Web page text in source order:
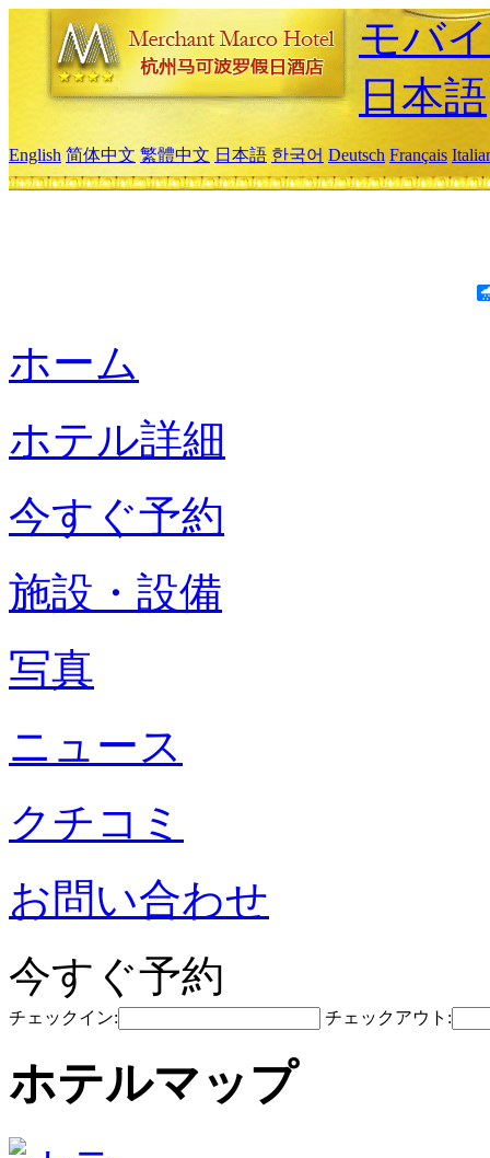
モバ
日本語
English 简体中文 繁體中文 日本語 한국어 Deutsch Français
ホーム
ホテル詳細
今すぐ予約
施設・設備
写真
ニュース
クチコミ
お問い合わせ
今すぐ予約
チェックイン: チェックアウト:
ホテルマップ